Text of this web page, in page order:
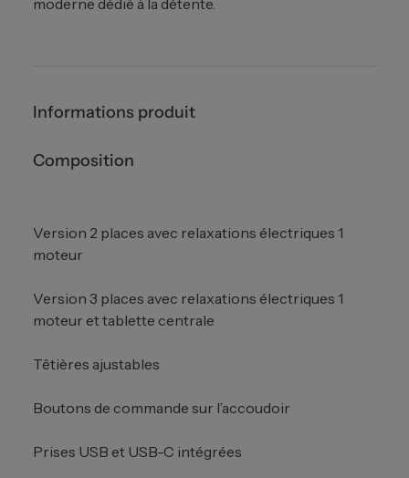
Informations produit
Composition
Version 2 places avec relaxations électriques 1
moteur
Version 3 places avec relaxations électriques 1
moteur et tablette centrale
Têtières ajustables
Boutons de commande sur l’accoudoir
Prises USB et USB-C intégrées